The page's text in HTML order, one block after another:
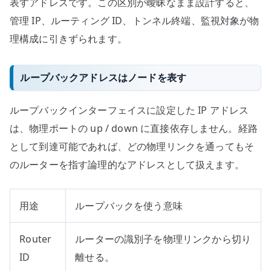
管理 IP、ルーティング ID、トンネル終端、監視対象が物
理構成に引きずられます。
ループバックアドレスはノードを表す
ループバックインターフェイスに設定した IP アドレス
は、物理ポートの up / down に直接依存しません。経路
として到達可能であれば、どの物理リンクを通ってもそ
のルーターを指す論理的なアドレスとして扱えます。
用途 ループバックを使う意味
Router
ID
ルーターの識別子を物理リンクから切り
離せる。